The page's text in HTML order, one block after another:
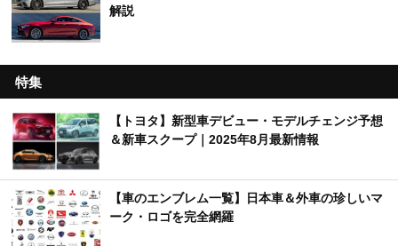
解説
特集
【トヨタ】新型車デビュー・モデルチェンジ予想
＆新車スクープ｜2025年8月最新情報
【車のエンブレム一覧】日本車＆外車の珍しいマ
ーク・ロゴを完全網羅